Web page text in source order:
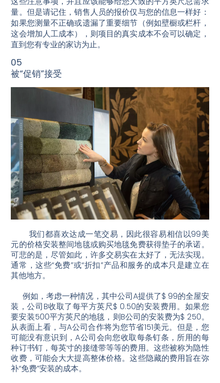
量。但是请记住，销售人员的报价仅与您的信息一样好：
如果您测量不正确或遗漏了重要细节（例如壁橱或栏杆，
这会增加人工成本），则项目的真实成本不会可以确定，
直到您有专业的家访为止。
05
被“促销”接受
我们都喜欢达成一笔交易，因此很容易相信以99美
元的价格安装整间地毯或购买地毯免费获得垫子的承诺。
可悲的是，尽管如此，许多交易实在太好了，无法实现。
通常，这些“免费”或“折扣”产品和服务的成本只是建立在
其他地方。
例如，考虑一种情况，其中公司A提供了$ 99的全屋安
装，公司B收取了每平方英尺$ 0.50的安装费用。如果您
要安装500平方英尺的地毯，则B公司的安装费为$ 250。
从表面上看，与A公司合作将为您节省151美元。但是，您
可能没有意识到，A公司会向您收取每条钉条，所用的每
种订书钉，每英寸的接缝带等等的费用。这些被称为隐性
收费，可能会大大提高整体价格。这些隐藏的费用旨在弥
补“免费”安装的成本。